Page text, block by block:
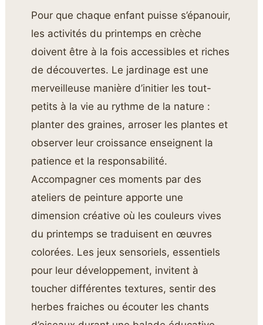
Pour que chaque enfant puisse s’épanouir,
les activités du printemps en crèche
doivent être à la fois accessibles et riches
de découvertes. Le jardinage est une
merveilleuse manière d’initier les tout-
petits à la vie au rythme de la nature :
planter des graines, arroser les plantes et
observer leur croissance enseignent la
patience et la responsabilité.
Accompagner ces moments par des
ateliers de peinture apporte une
dimension créative où les couleurs vives
du printemps se traduisent en œuvres
colorées. Les jeux sensoriels, essentiels
pour leur développement, invitent à
toucher différentes textures, sentir des
herbes fraiches ou écouter les chants